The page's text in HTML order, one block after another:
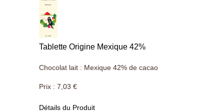
Tablette Origine Mexique 42%
Chocolat lait : Mexique 42% de cacao
Prix : 7,03 €
Détails du Produit